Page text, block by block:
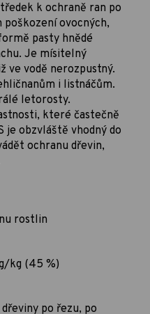
k ochraně ran po
ovocných,
pasty hnědé
Je mísitelný
ve vodě nerozpustný.
i listnáčům.
letorosty.
které častečně
je obzvláště vhodný do
ochranu dřevin,
rostlin
kg (45 %)
po řezu, po